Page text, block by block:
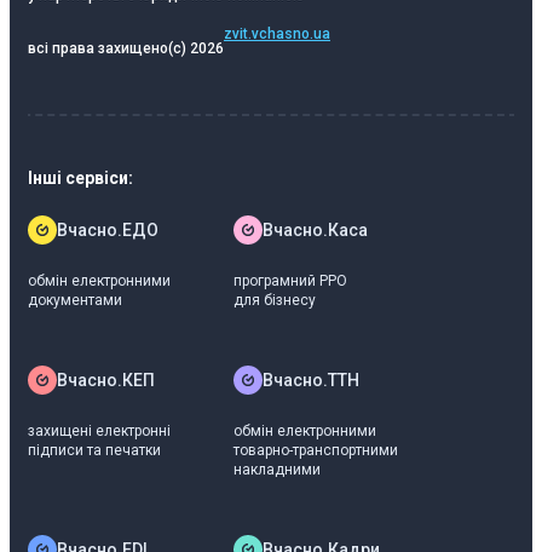
Інші сервіси:
Вчасно.ЕДО
обмін електронними
документами
Вчасно.Каса
програмний РРО
для бізнесу
Вчасно.КЕП
захищені електронні
підписи та печатки
Вчасно.ТТН
обмін електронними
товарно-транспортними
накладними
всі права захищено(c) 2026
zvit.vchasno.ua